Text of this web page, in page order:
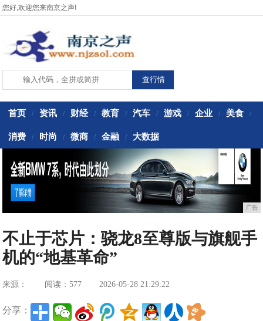
您好,欢迎您来南京之声!
首页 / 资讯 / 财经 / 教育 / 汽车 / 游戏 / 企业 / 美食 /
消费 / 时尚 / 微商 / 金融 / 大数据
广告
不止于芯片：骁龙8至尊版与旗舰手
机的“地基革命”
来源： 阅读：577 2026-05-28 21:29:22
分享：